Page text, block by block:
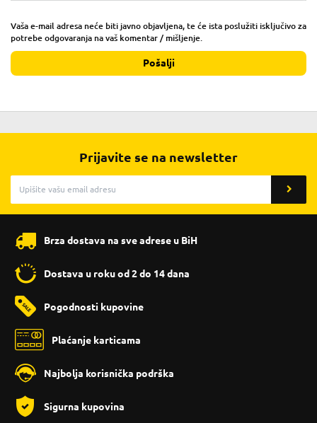
Vaša e-mail adresa neće biti javno objavljena, te će ista poslužiti isključivo za
potrebe odgovaranja na vaš komentar / mišljenje.
Pošalji
Prijavite se na newsletter
Brza dostava na sve adrese u BiH
Dostava u roku od 2 do 14 dana
Pogodnosti kupovine
Plaćanje karticama
Najbolja korisnička podrška
Sigurna kupovina